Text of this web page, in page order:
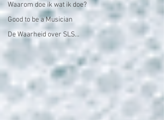
Waarom doe ik wat ik doe?
Good to be a Musician
De Waarheid over SLS...